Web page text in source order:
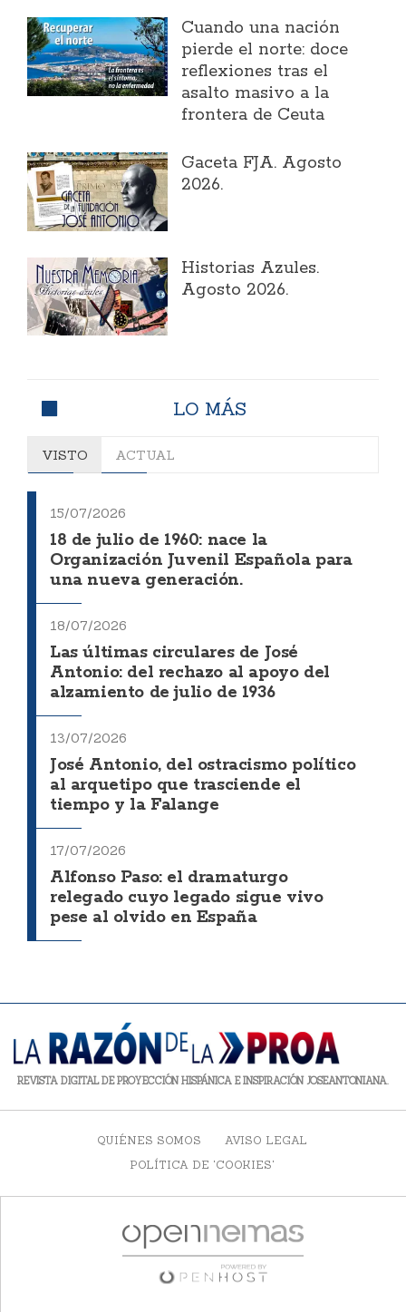
Cuando una nación
pierde el norte: doce
reflexiones tras el
asalto masivo a la
frontera de Ceuta
Gaceta FJA. Agosto
2026.
Historias Azules.
Agosto 2026.
LO MÁS
VISTO ACTUAL
15/07/2026
18 de julio de 1960: nace la
Organización Juvenil Española para
una nueva generación.
18/07/2026
Las últimas circulares de José
Antonio: del rechazo al apoyo del
alzamiento de julio de 1936
13/07/2026
José Antonio, del ostracismo político
al arquetipo que trasciende el
tiempo y la Falange
17/07/2026
Alfonso Paso: el dramaturgo
relegado cuyo legado sigue vivo
pese al olvido en España
REVISTA DIGITAL DE PROYECCIÓN HISPÁNICA E INSPIRACIÓN JOSEANTONIANA.
QUIÉNES SOMOS
AVISO LEGAL
POLÍTICA DE 'COOKIES'